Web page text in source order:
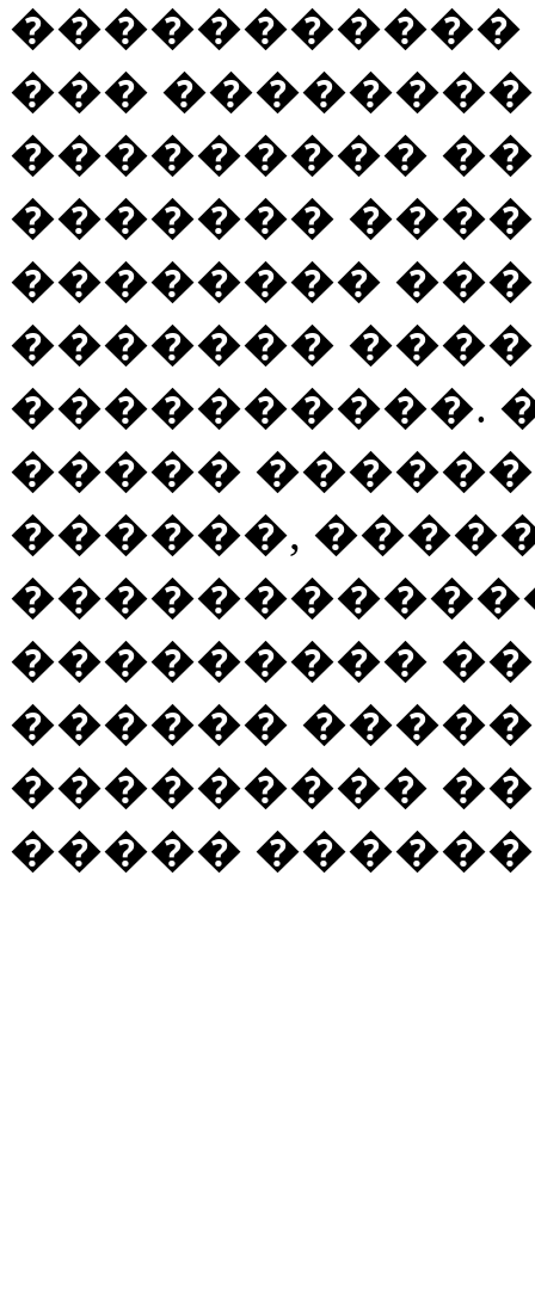
�����������
���
���������
�������
��������
�������
����������.
�����
������,
���������
������
���������
�����